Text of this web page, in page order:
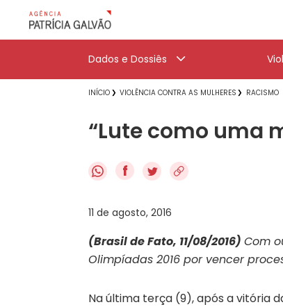
Dados e Dossiês
INÍCIO VIOLÊNCIA CONTRA AS MULHERES RACISMO
“Lute como uma
f
11 de agosto, 2016
(Brasil de Fato, 11/08/2016) Com
Olimpíadas 2016 por vencer
Na última terça (9), após a vitória